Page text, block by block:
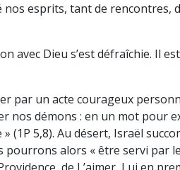
esprits, tant de rencontres,
avec Dieu s’est défraîchie. Il
par un acte courageux
nos démons : en un mot pour
5,8). Au désert, Israël
alors « être servi par